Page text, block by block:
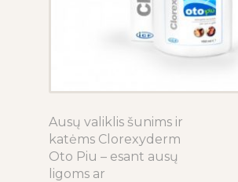
This
product
has
Ausų valiklis šunims ir
katėms Clorexyderm
Oto Piu – esant ausų
ligoms ar